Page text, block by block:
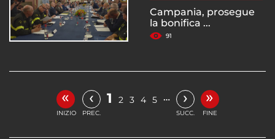
Campania, prosegue
la bonifica ...
91
«
INIZIO
‹
PREC.
1 2 3 4 5 … ›
SUCC.
»
FINE